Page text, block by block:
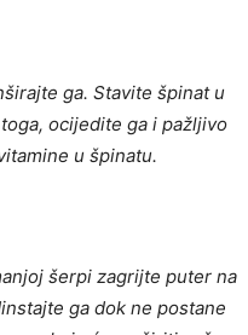
ga. Stavite špinat u
ocijedite ga i pažljivo
u špinatu.
šerpi zagrijte puter na
ga dok ne postane